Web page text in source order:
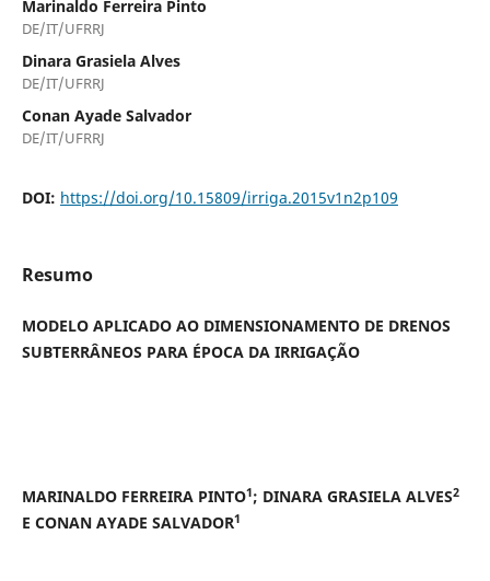
Marinaldo Ferreira Pinto
DE/IT/UFRRJ
Dinara Grasiela Alves
DE/IT/UFRRJ
Conan Ayade Salvador
DE/IT/UFRRJ
DOI: https://doi.org/10.15809/irriga.2015v1n2p109
Resumo
MODELO APLICADO AO DIMENSIONAMENTO DE DRENOS
SUBTERRÂNEOS PARA ÉPOCA DA IRRIGAÇÃO
MARINALDO FERREIRA PINTO1; DINARA GRASIELA ALVES2
E CONAN AYADE SALVADOR1